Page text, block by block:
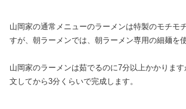
山岡家の通常メニューのラーメンは特製のモチモ
すが、朝ラーメンでは、朝ラーメン専用の細麺を
山岡家のラーメンは茹でるのに7分以上かかりま
文してから3分くらいで完成します。